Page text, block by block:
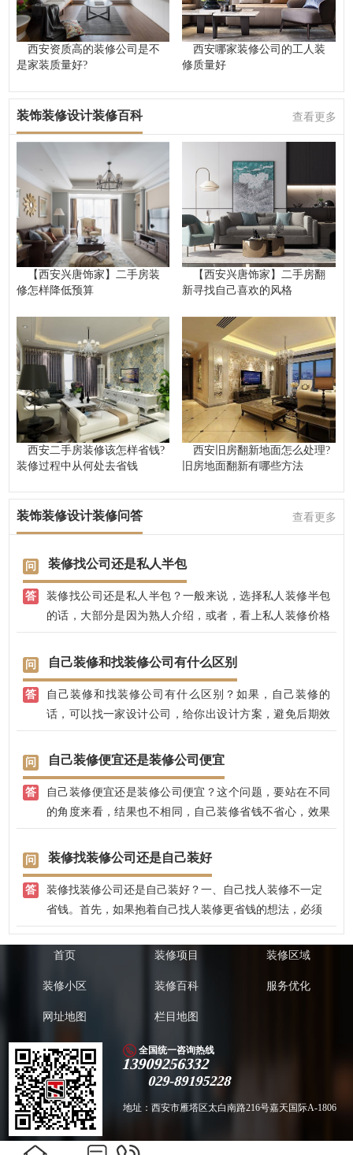
西安资质高的装修公司是不
是家装质量好?
西安哪家装修公司的工人装
修质量好
装饰装修设计装修百科 查看更多
【西安兴唐饰家】二手房装
修怎样降低预算
【西安兴唐饰家】二手房翻
新寻找自己喜欢的风格
西安二手房装修该怎样省钱?
装修过程中从何处去省钱
西安旧房翻新地面怎么处理?
旧房地面翻新有哪些方法
装饰装修设计装修问答 查看更多
装修找公司还是私人半包
装修找公司还是私人半包？一般来说，选择私人装修半包
的话，大部分是因为熟人介绍，或者，看上私人装修价格
便宜的原因，小编认为，如果自主的话，还是选择一家正
规的装修公司，比如，选择兴唐装饰，有专业的设计师，
通，价格也透明实惠，在网站上详细的装修报价表，先装
修后付款，放心省心！
自己装修和找装修公司有什么区别
自己装修和找装修公司有什么区别？如果，自己装修的
话，可以找一家设计公司，给你出设计方案，避免后期效
果不好；找装修公司的话，可以有专业的设计师，全程把
控装修效果，不用担心装修效果好不好，装修质量大可放
省心放心。
自己装修便宜还是装修公司便宜
自己装修便宜还是装修公司便宜？这个问题，要站在不同
的角度来看，结果也不相同，自己装修省钱不省心，效果
不易把控，后期没有保修；找装修公司，有专业的设计师
全程把控，完全不用担心效果，而且，兴唐饰家还免费赠
修效果了。
装修找装修公司还是自己装好
装修找装修公司还是自己装好？一、自己找人装修不一定
省钱。首先，如果抱着自己找人装修更省钱的想法，必须
要明白以下几点：1.可能造成材料浪费率高。水暖管件剩
余5%很正常，瓷砖地板剩余5%很正常，沙子水泥大白粉剩
胶漆剩半桶就彻底浪费了。总体算来浪费的材料一般高达
10%。2.没设计图纸凭感觉施工，返工率高。自己找人装
给你出张图，还是七拼八凑的。因为设计师明目张胆地做
私单会被公司抓到，他没有必要为了你那几百块钱冒着被
公司干掉的危险。3.易产生工种之间责任不清（产生相互
推脱），工艺不佳，责任不强，发生问量没人处理。4.找
亲戚朋友施工，后期更麻烦，质量不好不但不好意思说还
落人情债。后期维护没人，装修质量一旦有问题，还不好
首页 装修项目 装修区域
装修小区 装修百科 服务优化
网址地图 栏目地图
全国统一咨询热线
13909256332
029-89195228
地址：西安市雁塔区太白南路216号嘉天国际A-1806